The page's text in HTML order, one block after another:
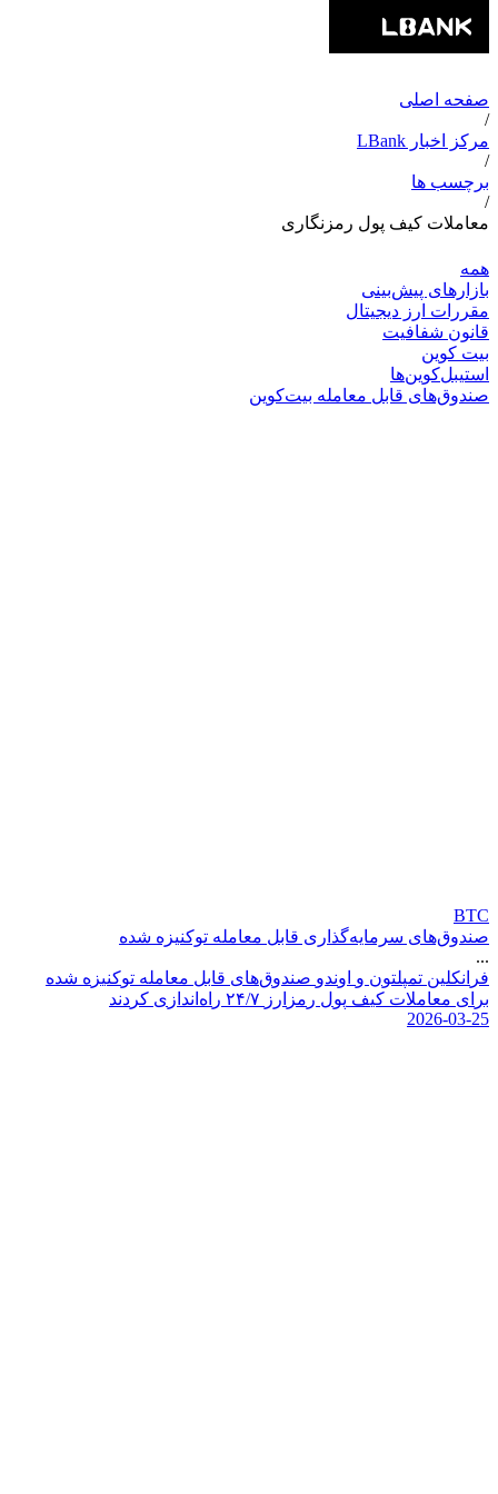
صفحه اصلی
/
مرکز اخبار LBank
/
برچسب ها
/
معاملات کیف پول رمزنگاری
همه
بازارهای پیش‌بینی
مقررات ارز دیجیتال
قانون شفافیت
بیت کوین
استیبل‌کوین‌ها
صندوق‌های قابل معامله بیت‌کوین
BTC
صندوق‌های سرمایه‌گذاری قابل معامله توکنیزه شده
...
فر نکلین تمپلتون و وندو صندوقهای قابل معامله توکنیز ه شده
بر ی معاملت کیف پول ر مز ر ز ۲۴/۷ ر ه ند ز ی کر دند
2026-03-25